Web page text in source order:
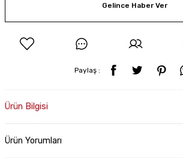
Gelince Haber Ver
Paylaş :
Ürün Bilgisi
Ürün Yorumları